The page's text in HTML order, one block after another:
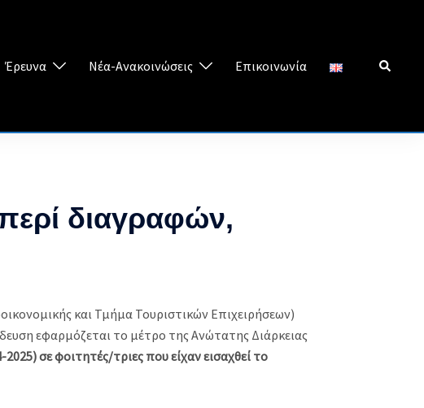
Έρευνα Νέα-Ανακοινώσεις Επικοινωνία Search
διαγραφών,
και Τμήμα Τουριστικών Επιχειρήσεων)
εφαρμόζεται το μέτρο της Ανώτατης Διάρκειας
σε φοιτητές/τριες που είχαν εισαχθεί το